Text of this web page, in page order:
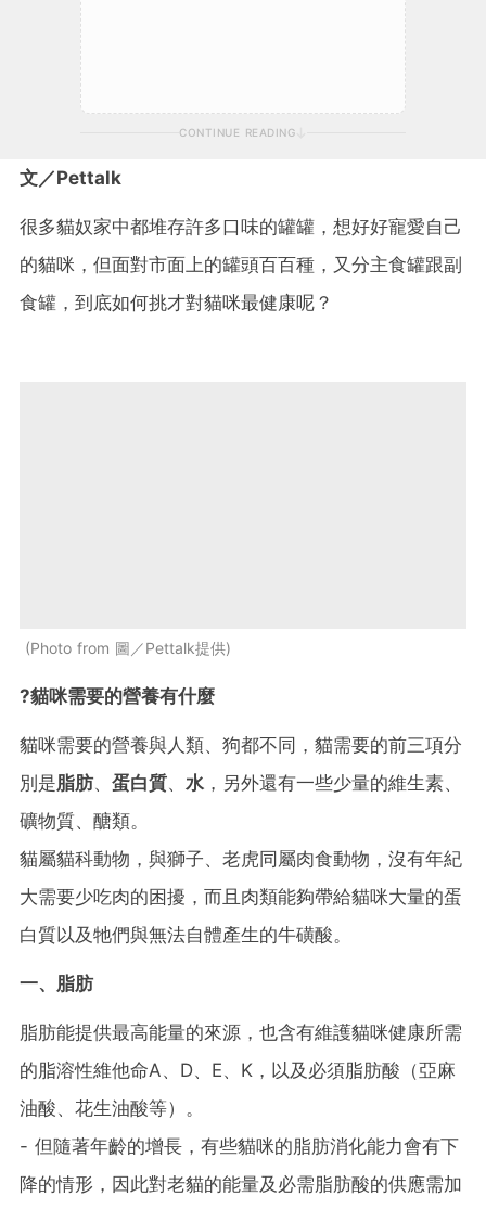
CONTINUE READING
文／Pettalk
很多貓奴家中都堆存許多口味的罐罐，想好好寵愛自己
的貓咪，但面對市面上的罐頭百百種，又分主食罐跟副
食罐，到底如何挑才對貓咪最健康呢？
Photo from 圖／Pettalk提供
?貓咪需要的營養有什麼
貓咪需要的營養與人類、狗都不同，貓需要的前三項分
別是脂肪、 蛋白質、 水 ，另外還有一些少量的維生素、
礦物質、醣類。
貓屬貓科動物，與獅子、老虎同屬肉食動物，沒有年紀
大需要少吃肉的困擾，而且肉類能夠帶給貓咪大量的蛋
白質以及牠們與無法自體產生的牛磺酸。
一、脂肪
脂肪能提供最高能量的來源，也含有維護貓咪健康所需
的脂溶性維他命A、D、E、K，以及必須脂肪酸（亞麻
油酸、花生油酸等）。
- 但隨著年齡的增長，有些貓咪的脂肪消化能力會有下
降的情形，因此對老貓的能量及必需脂肪酸的供應需加